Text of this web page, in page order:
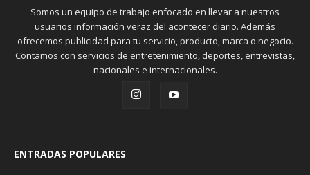
Somos un equipo de trabajo enfocado en llevar a nuestros
usuarios información veraz del acontecer diario. Además
ofrecemos publicidad para tu servicio, producto, marca o negocio.
Contamos con servicios de entretenimiento, deportes, entrevistas,
nacionales e internacionales.
ENTRADAS POPULARES